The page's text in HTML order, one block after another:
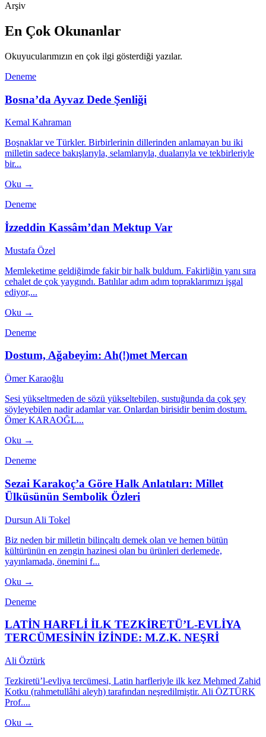
Arşiv
En Çok Okunanlar
Okuyucularımızın en çok ilgi gösterdiği yazılar.
Deneme
Bosna’da Ayvaz Dede Şenliği
Kemal Kahraman
Boşnaklar ve Türkler. Birbirlerinin dillerinden anlamayan bu iki
milletin sadece bakışlarıyla, selamlarıyla, dualarıyla ve tekbirleriyle
bir...
Oku →
Deneme
İzzeddin Kassâm’dan Mektup Var
Mustafa Özel
Memleketime geldiğimde fakir bir halk buldum. Fakirliğin yanı sıra
cehalet de çok yaygındı. Batılılar adım adım topraklarımızı işgal
ediyor,...
Oku →
Deneme
Dostum, Ağabeyim: Ah(!)met Mercan
Ömer Karaoğlu
Sesi yükseltmeden de sözü yükseltebilen, sustuğunda da çok şey
söyleyebilen nadir adamlar var. Onlardan birisidir benim dostum.
Ömer KARAOĞL...
Oku →
Deneme
Sezai Karakoç’a Göre Halk Anlatıları: Millet
Ülküsünün Sembolik Özleri
Dursun Ali Tokel
Biz neden bir milletin bilinçaltı demek olan ve hemen bütün
kültürünün en zengin hazinesi olan bu ürünleri derlemede,
yayınlamada, önemini f...
Oku →
Deneme
LATİN HARFLİ İLK TEZKİRETÜ’L-EVLİYA
TERCÜMESİNİN İZİNDE: M.Z.K. NEŞRİ
Ali Öztürk
Tezkiretü’l-evliya tercümesi, Latin harfleriyle ilk kez Mehmed Zahid
Kotku (rahmetullâhi aleyh) tarafından neşredilmiştir. Ali ÖZTÜRK
Prof....
Oku →